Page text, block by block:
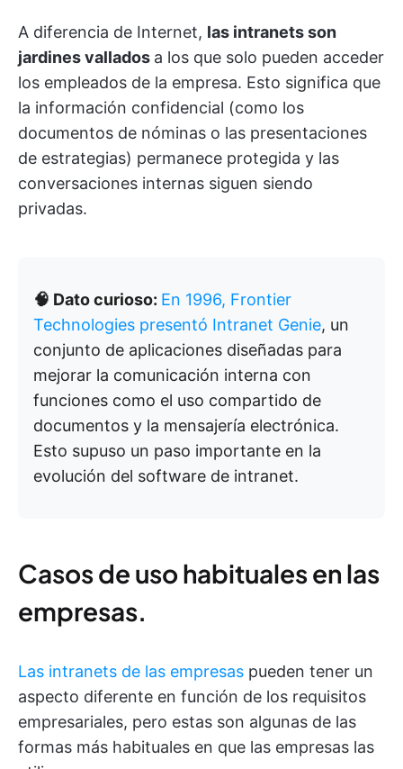
A diferencia de Internet, las intranets son
jardines vallados a los que solo pueden acceder
los empleados de la empresa. Esto significa que
la información confidencial (como los
documentos de nóminas o las presentaciones
de estrategias) permanece protegida y las
conversaciones internas siguen siendo
privadas.
🧠 Dato curioso: En 1996, Frontier
Technologies presentó Intranet Genie, un
conjunto de aplicaciones diseñadas para
mejorar la comunicación interna con
funciones como el uso compartido de
documentos y la mensajería electrónica.
Esto supuso un paso importante en la
evolución del software de intranet.
Casos de uso habituales en las
empresas.
Las intranets de las empresas pueden tener un
aspecto diferente en función de los requisitos
empresariales, pero estas son algunas de las
formas más habituales en que las empresas las